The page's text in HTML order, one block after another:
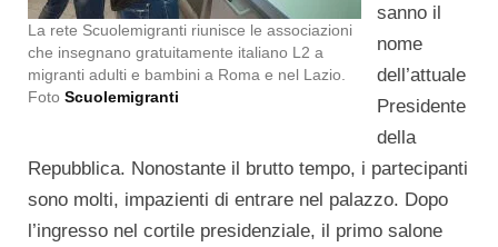
La rete Scuolemigranti riunisce le associazioni
che insegnano gratuitamente italiano L2 a
migranti adulti e bambini a Roma e nel Lazio.
Foto Scuolemigranti
sanno il
nome
dell’attuale
Presidente
della
Repubblica. Nonostante il brutto tempo, i partecipanti
sono molti, impazienti di entrare nel palazzo. Dopo
l’ingresso nel cortile presidenziale, il primo salone